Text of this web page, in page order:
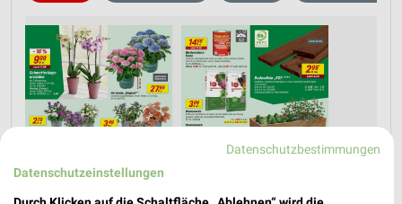
Datenschutzbestimmungen
Datenschutzeinstellungen